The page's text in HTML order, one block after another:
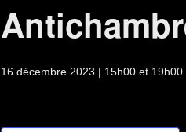
16 décembre 2023 | 15h00 et 19h00